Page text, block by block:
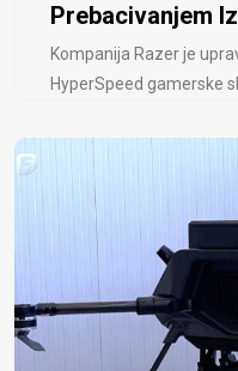
Prebacivanjem
Kompanija Razer je
HyperSpeed ​​gamerske